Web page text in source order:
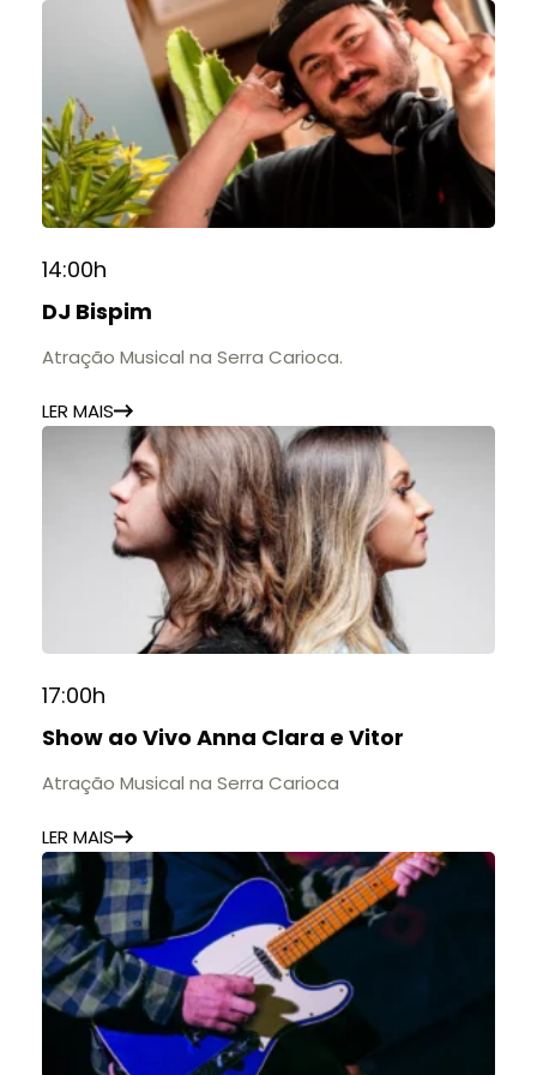
14:00h
DJ Bispim
Atração Musical na Serra Carioca.
LER MAIS
17:00h
Show ao Vivo Anna Clara e Vitor
Atração Musical na Serra Carioca
LER MAIS